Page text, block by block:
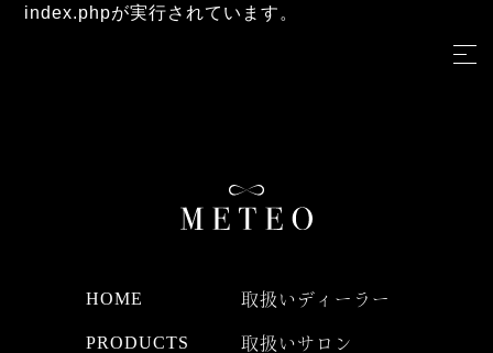
index.phpが実行されています。
HOME
PRODUCTS
取扱いディーラー
取扱いサロン